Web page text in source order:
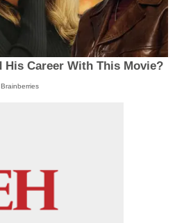
His Career With This Movie?
Brainberries